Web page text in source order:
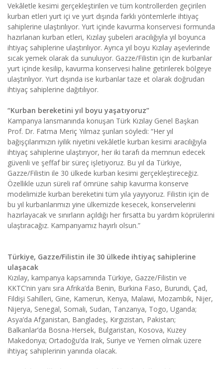
Vekâletle kesimi gerçekleştirilen ve tüm kontrollerden geçirilen
kurban etleri yurt içi ve yurt dışında farklı yöntemlerle ihtiyaç
sahiplerine ulaştırılıyor. Yurt içinde kavurma konservesi formunda
hazırlanan kurban etleri, Kızılay şubeleri aracılığıyla yıl boyunca
ihtiyaç sahiplerine ulaştırılıyor. Ayrıca yıl boyu Kızılay aşevlerinde
sıcak yemek olarak da sunuluyor. Gazze/Filistin için de kurbanlar
yurt içinde kesilip, kavurma konservesi haline getirilerek bölgeye
ulaştırılıyor. Yurt dışında ise kurbanlar taze et olarak doğrudan
ihtiyaç sahiplerine dağıtılıyor.
“Kurban bereketini yıl boyu yaşatıyoruz”
Kampanya lansmanında konuşan Türk Kızılay Genel Başkan
Prof. Dr. Fatma Meriç Yılmaz şunları söyledi: “Her yıl
bağışçılarımızın iyilik niyetini vekâletle kurban kesimi aracılığıyla
ihtiyaç sahiplerine ulaştırıyor, her iki tarafı da memnun edecek
güvenli ve şeffaf bir süreç işletiyoruz. Bu yıl da Türkiye,
Gazze/Filistin ile 30 ülkede kurban kesimi gerçekleştireceğiz.
Özellikle uzun süreli raf ömrüne sahip kavurma konserve
modelimizle kurban bereketini tüm yıla yayıyoruz. Filistin için de
bu yıl kurbanlarımızı yine ülkemizde kesecek, konservelerini
hazırlayacak ve sınırların açıldığı her fırsatta bu yardım köprülerini
ulaştıracağız. Kampanyamız hayırlı olsun.”
Türkiye, Gazze/Filistin ile 30 ülkede ihtiyaç sahiplerine
ulaşacak
Kızılay, kampanya kapsamında Türkiye, Gazze/Filistin ve
KKTC’nin yanı sıra Afrika’da Benin, Burkina Faso, Burundi, Çad,
Fildişi Sahilleri, Gine, Kamerun, Kenya, Malawi, Mozambik, Nijer,
Nijerya, Senegal, Somali, Sudan, Tanzanya, Togo, Uganda;
Asya’da Afganistan, Bangladeş, Kırgızistan, Pakistan;
Balkanlar’da Bosna-Hersek, Bulgaristan, Kosova, Kuzey
Makedonya; Ortadoğu’da Irak, Suriye ve Yemen olmak üzere
ihtiyaç sahiplerinin yanında olacak.